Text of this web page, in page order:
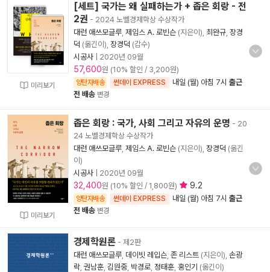
미리보기
[세트] 국가는 왜 실패하는가 + 좁은 회랑 - 전
2권 - 2024 노벨경제학상 수상작가
대런 애쓰모글루 제임스 A. 로빈슨 (지은이), 최완규 장경
덕 (옮긴이), 장경덕 (감수)
시공사
2020년 09월
57,600원 (10% 할인 / 3,200원)
양탄자배송 썬데이 EXPRESS 내일 (월) 아침 7시 출근
전 배송 변경
미리보기
좁은 회랑 : 국가, 사회 그리고 자유의 운명 - 20
24 노벨경제학상 수상작가
대런 애쓰모글루 제임스 A. 로빈슨 (지은이), 장경덕 (옮긴
이)
시공사
2020년 09월
32,400원 (10% 할인 / 1,800원) 9.2
양탄자배송 썬데이 EXPRESS 내일 (월) 아침 7시 출근
전 배송 변경
경제학원론 - 제2판
대런 애쓰모글루 데이빗 레입슨 존 리스트 (지은이), 손광
락 권남훈 김원중 박경로 정태훈 홍인기 (옮긴이)